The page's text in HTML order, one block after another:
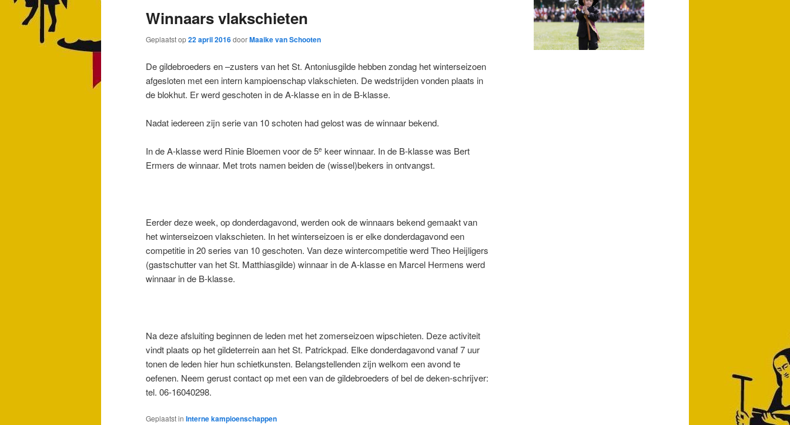
Winnaars vlakschieten
Geplaatst op22 april 2016doorMaaike van Schooten
De gildebroeders en –zusters van het St. Antoniusgilde hebben zondag het winterseizoen
afgesloten met een intern kampioenschap vlakschieten. De wedstrijden vonden plaats in
de blokhut. Er werd geschoten in de A-klasse en in de B-klasse.
Nadat iedereen zijn serie van 10 schoten had gelost was de winnaar bekend.
In de A-klasse werd Rinie Bloemen voor de 5e keer winnaar. In de B-klasse was Bert
Ermers de winnaar. Met trots namen beiden de (wissel)bekers in ontvangst.
Eerder deze week, op donderdagavond, werden ook de winnaars bekend gemaakt van
het winterseizoen vlakschieten. In het winterseizoen is er elke donderdagavond een
competitie in 20 series van 10 geschoten. Van deze wintercompetitie werd Theo Heijligers
(gastschutter van het St. Matthiasgilde) winnaar in de A-klasse en Marcel Hermens werd
winnaar in de B-klasse.
Na deze afsluiting beginnen de leden met het zomerseizoen wipschieten. Deze activiteit
vindt plaats op het gildeterrein aan het St. Patrickpad. Elke donderdagavond vanaf 7 uur
tonen de leden hier hun schietkunsten. Belangstellenden zijn welkom een avond te
oefenen. Neem gerust contact op met een van de gildebroeders of bel de deken-schrijver:
tel. 06-16040298.
Geplaatst in Interne kampioenschappen